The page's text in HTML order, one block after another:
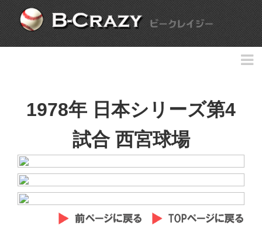
1978年 日本シリーズ第4
試合 西宮球場